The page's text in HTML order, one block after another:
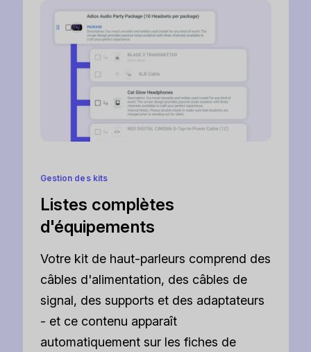
Gestion des kits
Listes complètes
d'équipements
Votre kit de haut-parleurs comprend des
câbles d'alimentation, des câbles de
signal, des supports et des adaptateurs
- et ce contenu apparaît
automatiquement sur les fiches de